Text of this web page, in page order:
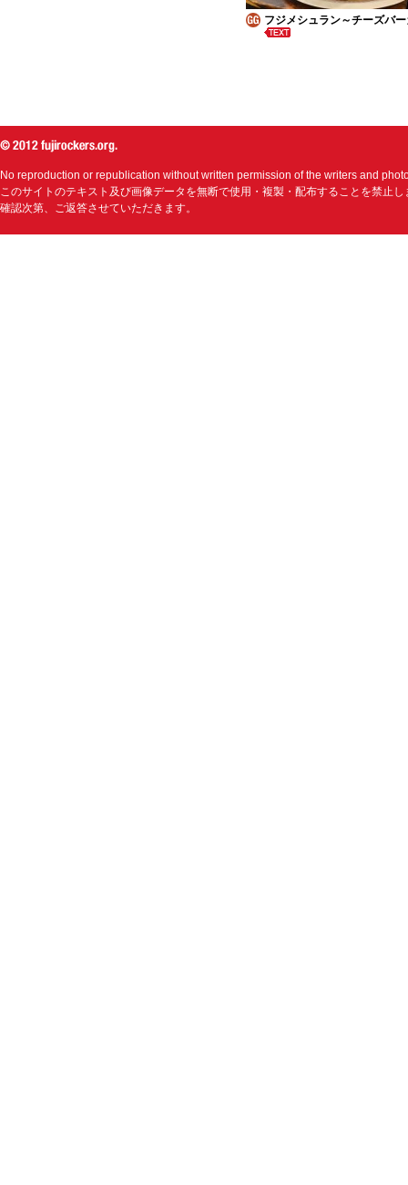
フジメシュラン～チーズバ
No reproduction or republication without written permission of the writers and
このサイトのテキスト及び画像データを無断で使用・複製・配布することを禁止
確認次第、ご返答させていただきます。